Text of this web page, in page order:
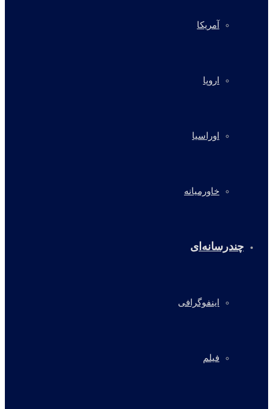
آمریکا
اروپا
اوراسیا
خاورمیانه
چندرسانه‌ای
اینفوگرافی
فیلم